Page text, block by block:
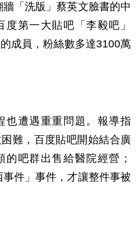
「洗版」蔡英文臉書的中
度第一大貼吧「李毅吧」
的成員，粉絲數多達3100萬
也遭遇重重問題。報導指
難，百度貼吧開始結合廣
的吧群出售給醫院經營；
件」事件，才讓整件事被